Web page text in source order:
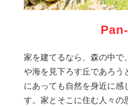
家を建てるなら、森の中で
や海を見下ろす丘であろう
にあっても自然を身近に感
す。家とそこに住む人々の